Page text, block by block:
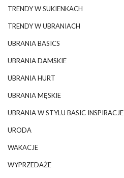
TRENDY W SUKIENKACH
TRENDY W UBRANIACH
UBRANIA BASICS
UBRANIA DAMSKIE
UBRANIA HURT
UBRANIA MĘSKIE
UBRANIA W STYLU BASIC INSPIRACJE
URODA
WAKACJE
WYPRZEDAŻE